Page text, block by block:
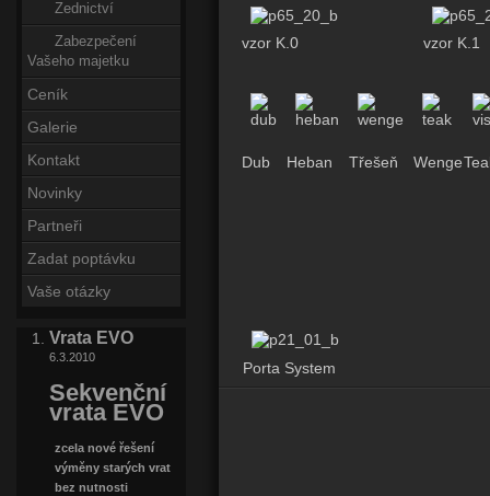
Zednictví
Zabezpečení
Vašeho majetku
Ceník
Galerie
Kontakt
Novinky
Partneři
Zadat poptávku
Vaše otázky
Vrata EVO
6.3.2010
Sekvenční
vrata EVO
zcela nové řešení
výměny starých vrat
bez nutnosti
vzor K.0 vzor K.1
Dub Heban Třešeň Wenge
Porta System